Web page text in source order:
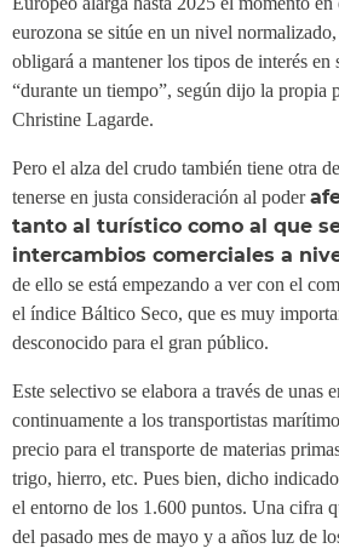
eurozona se sitúe en un nivel
obligará a mantener los tipos de interés en
“durante un tiempo”, según dijo la propia
Christine Lagarde.
Pero el alza del crudo también tiene otra
tenerse en justa consideración al poder
tanto al turístico como al que
intercambios comerciales a
de ello se está empezando a ver con el
el índice Báltico Seco, que es muy
desconocido para el gran público.
Este selectivo se elabora a través de unas
continuamente a los transportistas
precio para el transporte de materias
trigo, hierro, etc. Pues bien, dicho
el entorno de los 1.600 puntos. Una cifra
del pasado mes de mayo y a años luz de